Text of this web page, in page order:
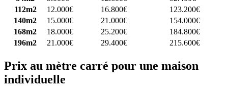
112m2
12.000€ 16.800€
123.200€
140m2
15.000€ 21.000€
154.000€
168m2
18.000€ 25.200€
184.800€
196m2
21.000€ 29.400€ 215.600€
Prix au mètre carré pour une maison
individuelle